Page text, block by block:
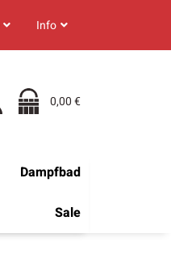
Info
0,00 €
Dampfbad
Sale